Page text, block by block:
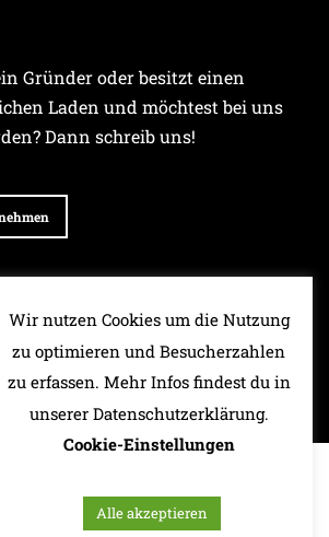
Gründer oder besitzt einen
Laden und möchtest bei uns
Dann schreib uns!
HAFTUNGSAUSSCHLUSS
Wir nutzen Cookies um die Nutzung
zu optimieren und Besucherzahlen
zu erfassen. Mehr Infos findest du in
unserer Datenschutzerklärung.
Cookie-Einstellungen
Alle akzeptieren